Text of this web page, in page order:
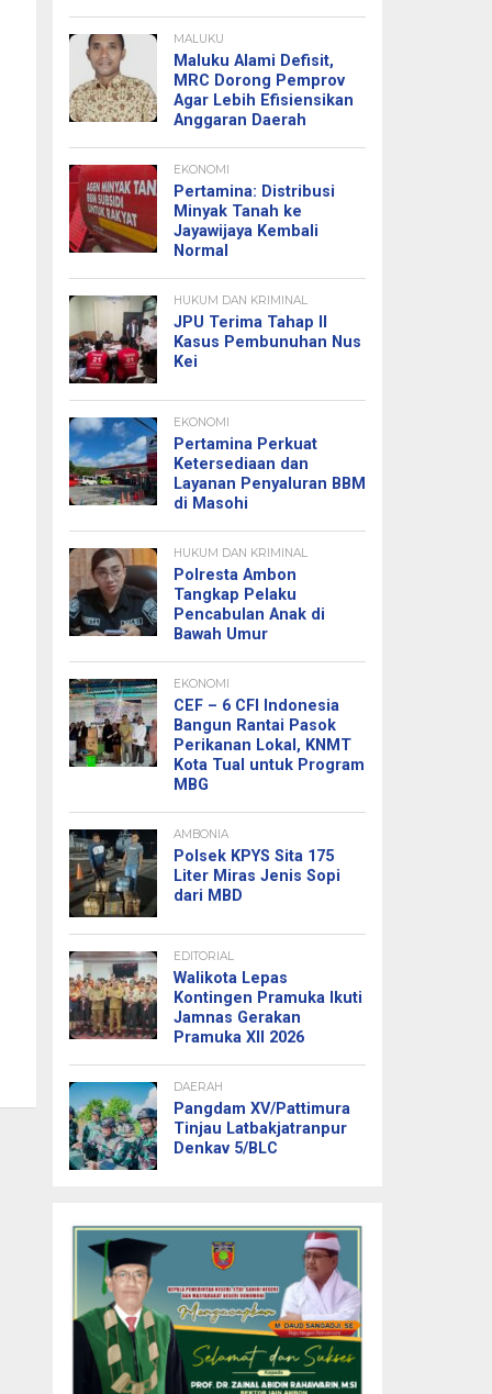
MALUKU
Maluku Alami Defisit,
MRC Dorong Pemprov
Agar Lebih Efisiensikan
Anggaran Daerah
EKONOMI
Pertamina: Distribusi
Minyak Tanah ke
Jayawijaya Kembali
Normal
HUKUM DAN KRIMINAL
JPU Terima Tahap II
Kasus Pembunuhan Nus
Kei
EKONOMI
Pertamina Perkuat
Ketersediaan dan
Layanan Penyaluran BBM
di Masohi
HUKUM DAN KRIMINAL
Polresta Ambon
Tangkap Pelaku
Pencabulan Anak di
Bawah Umur
EKONOMI
CEF – 6 CFI Indonesia
Bangun Rantai Pasok
Perikanan Lokal, KNMT
Kota Tual untuk Program
MBG
AMBONIA
Polsek KPYS Sita 175
Liter Miras Jenis Sopi
dari MBD
EDITORIAL
Walikota Lepas
Kontingen Pramuka Ikuti
Jamnas Gerakan
Pramuka XII 2026
DAERAH
Pangdam XV/Pattimura
Tinjau Latbakjatranpur
Denkav 5/BLC